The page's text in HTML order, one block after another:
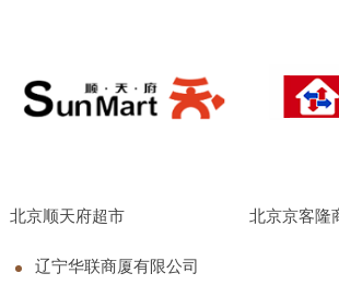
北京顺天府超市 北京京客隆
辽宁华联商厦有限公司